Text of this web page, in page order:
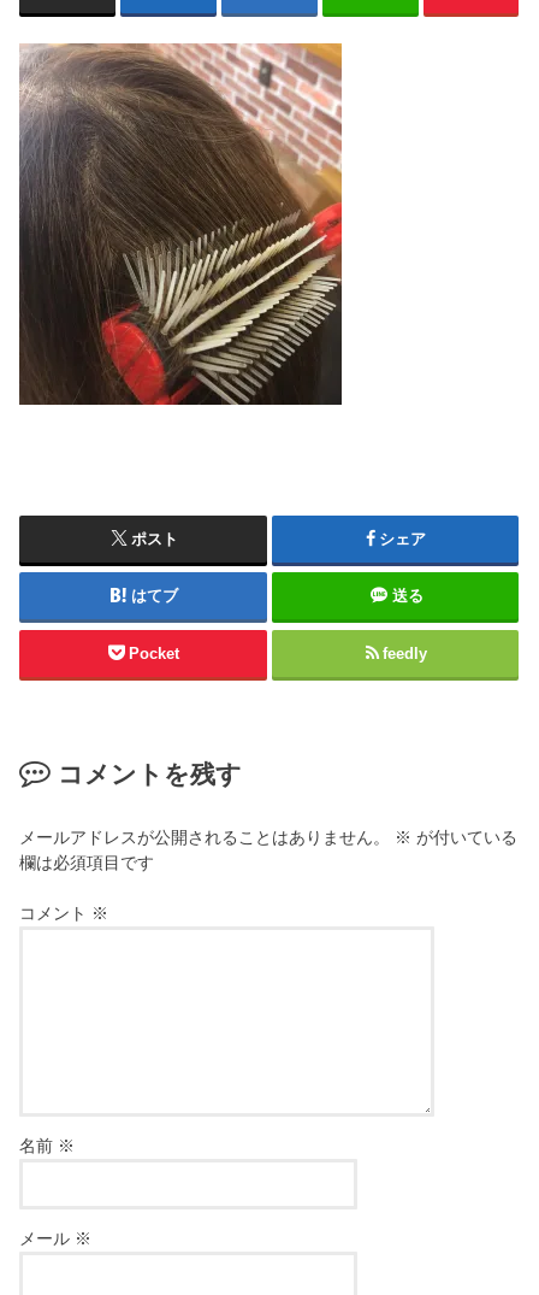
ポスト シェア
はてブ 送る
Pocket feedly
コメントを残す
メールアドレスが公開されることはありません。 ※ が付いている
欄は必須項目です
コメント ※
名前 ※
メール ※